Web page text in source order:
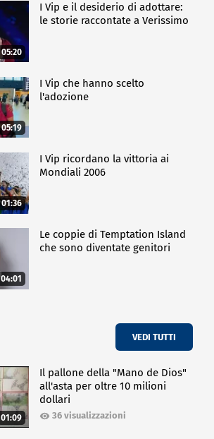
05:20
I Vip e il desiderio di adottare:
le storie raccontate a Verissimo
05:19
I Vip che hanno scelto
l'adozione
01:36
I Vip ricordano la vittoria ai
Mondiali 2006
04:01
Le coppie di Temptation Island
che sono diventate genitori
VEDI TUTTI
01:09
Il pallone della "Mano de Dios"
all'asta per oltre 10 milioni
dollari
36 visualizzazioni